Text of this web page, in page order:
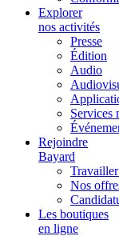
Explorer
nos activités
Presse
Édition
Audio
Services
Rejoindre
Bayard
Nos
Les boutiques
en ligne